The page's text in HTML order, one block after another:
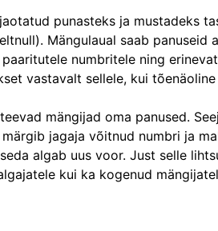
punasteks ja mustadeks
Mängulaual saab panuseid
numbritele ning
vastavalt sellele, kui
mängijad oma panused.
jagaja võitnud numbri ja
algab uus voor. Just selle
kui ka kogenud